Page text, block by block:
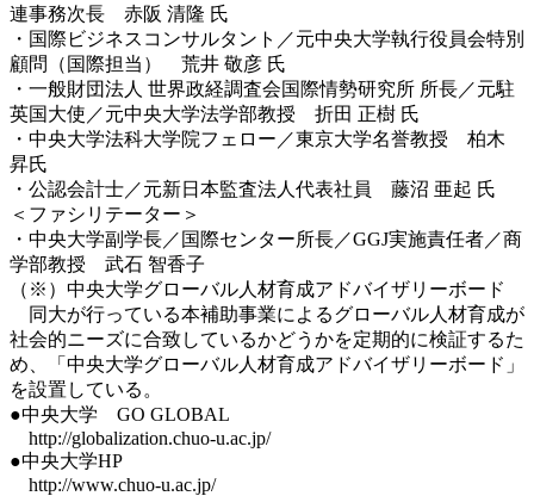
連事務次長 赤阪 清隆 氏
・国際ビジネスコンサルタント／元中央大学執行役員会特別
顧問（国際担当） 荒井 敬彦 氏
・一般財団法人 世界政経調査会国際情勢研究所 所長／元駐
英国大使／元中央大学法学部教授 折田 正樹 氏
・中央大学法科大学院フェロー／東京大学名誉教授 柏木
昇氏
・公認会計士／元新日本監査法人代表社員 藤沼 亜起 氏
＜ファシリテーター＞
・中央大学副学長／国際センター所長／GGJ実施責任者／商
学部教授 武石 智香子
（※）中央大学グローバル人材育成アドバイザリーボード
同大が行っている本補助事業によるグローバル人材育成が
社会的ニーズに合致しているかどうかを定期的に検証するた
め、「中央大学グローバル人材育成アドバイザリーボード」
を設置している。
●中央大学 GO GLOBAL
http://globalization.chuo-u.ac.jp/
●中央大学HP
http://www.chuo-u.ac.jp/